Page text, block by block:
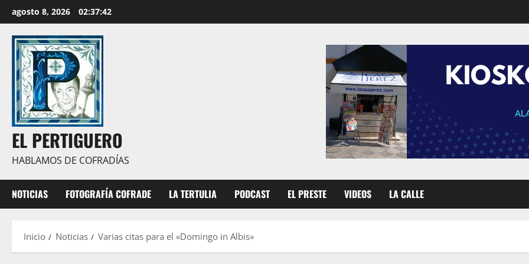
al
contenido
agosto 8, 2026 02:37:43
EL PERTIGUERO
HABLAMOS DE COFRADÍAS
NOTICIAS FOTOGRAFÍA COFRADE LA TERTULIA PODCAST EL PRESTE VIDEOS LA CALLE
Inicio Noticias Varias citas para el «Domingo in Albis»